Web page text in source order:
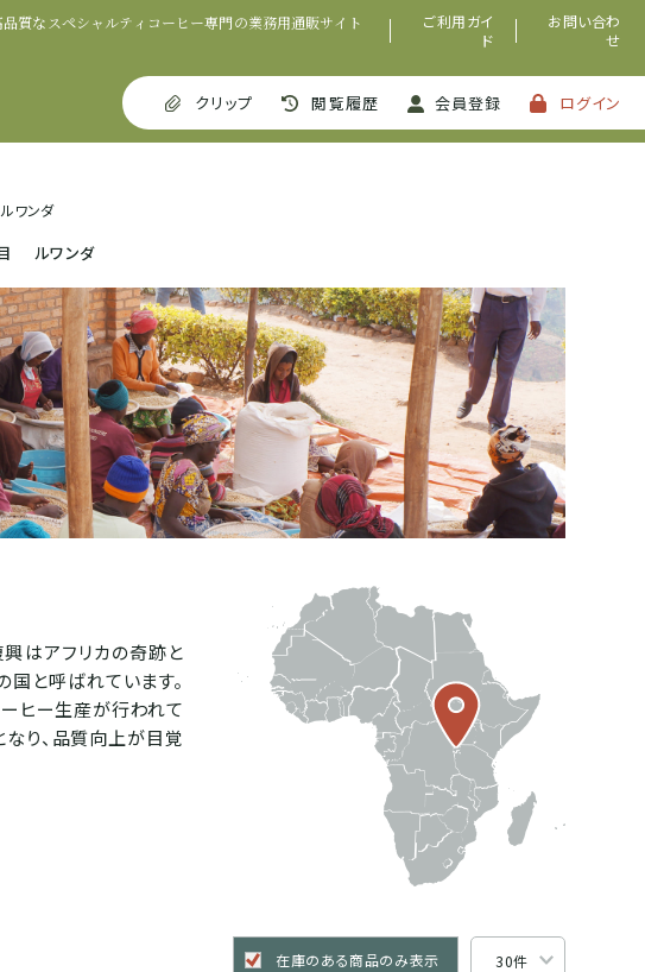
品質なスペシャルティコーヒー専門の業務用通販サイト
ご利用ガイ
ド
お問い合わ
せ
クリップ 閲覧履歴 会員登録 ログイン
ルワンダ
ルワンダ
はアフリカの奇跡と
と呼ばれています。
ヒー生産が行われて
り、品質向上が目覚
在庫のある商品のみ表示